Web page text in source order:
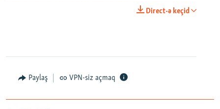
Direct-ə keçid
Paylaş VPN-siz açmaq